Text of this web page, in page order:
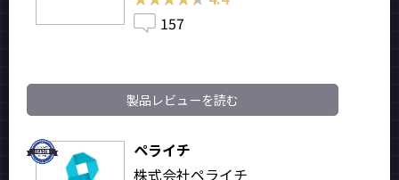
157
製品レビューを読む
ペライチ
株式会社ペライチ